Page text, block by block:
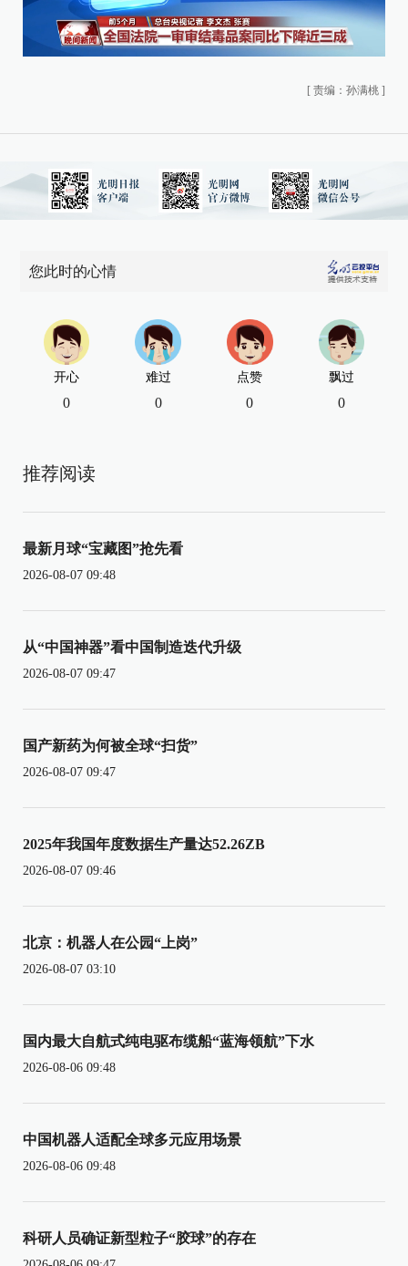
[ 责编：孙满桃 ]
您此时的心情
开心
0
难过
0
点赞
0
飘过
0
推荐阅读
最新月球“宝藏图”抢先看
2026-08-07 09:48
从“中国神器”看中国制造迭代升级
2026-08-07 09:47
国产新药为何被全球“扫货”
2026-08-07 09:47
2025年我国年度数据生产量达52.26ZB
2026-08-07 09:46
北京：机器人在公园“上岗”
2026-08-07 03:10
国内最大自航式纯电驱布缆船“蓝海领航”下水
2026-08-06 09:48
中国机器人适配全球多元应用场景
2026-08-06 09:48
科研人员确证新型粒子“胶球”的存在